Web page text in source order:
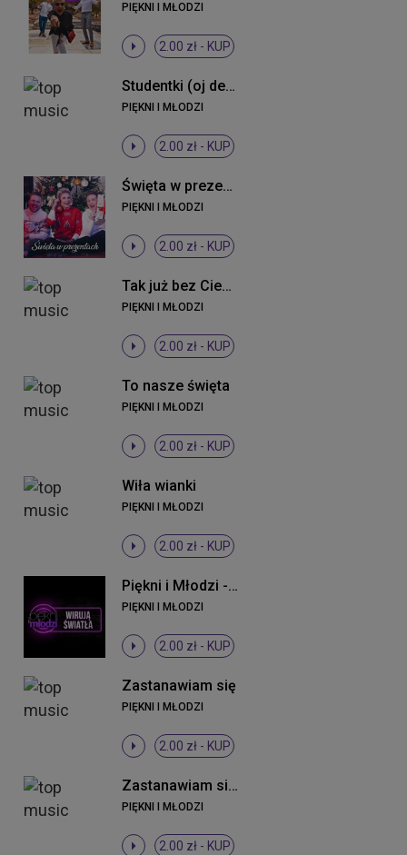
PIĘKNI I MŁODZI
2.00 zł - KUP
Studentki (oj dewki) (Radio Edit)
PIĘKNI I MŁODZI
2.00 zł - KUP
Święta w prezentach ((Original Mix))
PIĘKNI I MŁODZI
2.00 zł - KUP
Tak już bez Ciebie (Radio Edit)
PIĘKNI I MŁODZI
2.00 zł - KUP
To nasze święta
PIĘKNI I MŁODZI
2.00 zł - KUP
Wiła wianki
PIĘKNI I MŁODZI
2.00 zł - KUP
Piękni i Młodzi - Wirują światła (Original Mix)
PIĘKNI I MŁODZI
2.00 zł - KUP
Zastanawiam się
PIĘKNI I MŁODZI
2.00 zł - KUP
Zastanawiam się (DJ Sequence Remix)
PIĘKNI I MŁODZI
2.00 zł - KUP